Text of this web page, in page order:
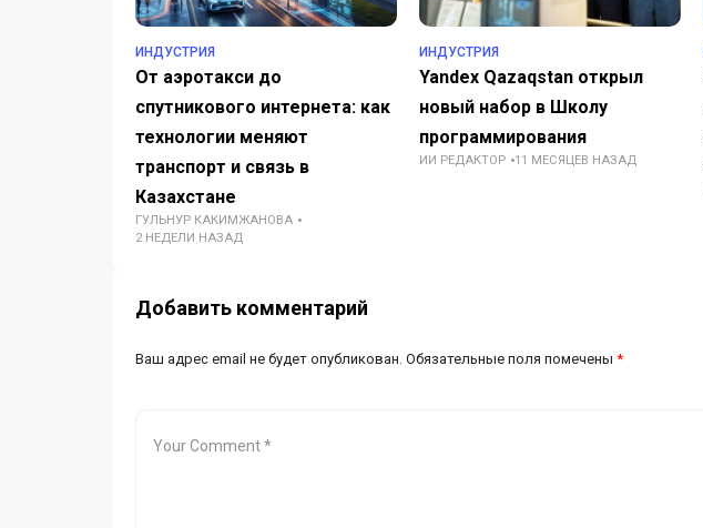
ИНДУСТРИЯ
От аэротакси до
спутникового интернета: как
технологии меняют
транспорт и связь в
Казахстане
ГУЛЬНУР КАКИМЖАНОВА
2 НЕДЕЛИ НАЗАД
ИНДУСТРИЯ
Yandex Qazaqstan открыл
новый набор в Школу
программирования
ИИ РЕДАКТОР 11 МЕСЯЦЕВ НАЗАД
Добавить комментарий
Ваш адрес email не будет опубликован. Обязательные поля помечены *